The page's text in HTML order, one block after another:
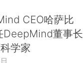
CEO哈萨比
DeepMind董事长
学家